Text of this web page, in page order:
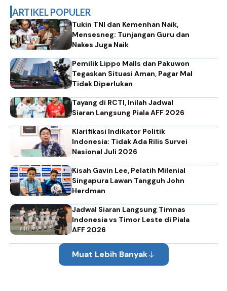
ARTIKEL POPULER
Tukin TNI dan Kemenhan Naik,
Mensesneg: Tunjangan Guru dan
Nakes Juga Naik
Pemilik Lippo Malls dan Pakuwon
Tegaskan Situasi Aman, Pagar Mal
Tidak Diperlukan
Tayang di RCTI, Inilah Jadwal
Siaran Langsung Piala AFF 2026
Klarifikasi Indikator Politik
Indonesia: Tidak Ada Rilis Survei
Nasional Juli 2026
Kisah Gavin Lee, Pelatih Milenial
Singapura Lawan Tangguh John
Herdman
Jadwal Siaran Langsung Timnas
Indonesia vs Timor Leste di Piala
AFF 2026
Muat Lebih Banyak